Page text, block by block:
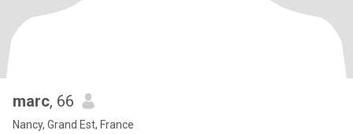
marc, 66
Nancy, Grand Est, France